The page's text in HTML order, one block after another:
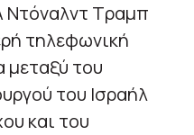
Τραμπ
τηλεφωνική
μεταξύ του
του Ισραήλ
και του